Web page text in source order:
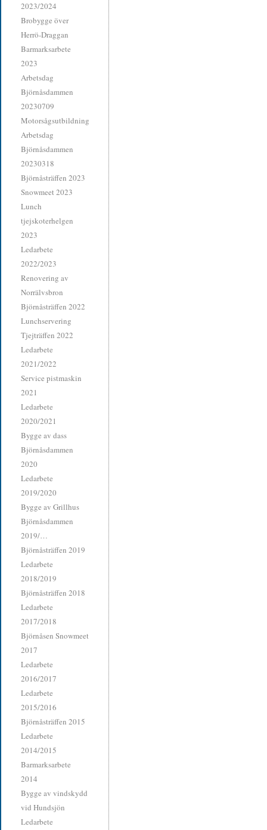
2023/2024
Brobygge över
Herrö-Draggan
Barmarksarbete
2023
Arbetsdag
Björnåsdammen
20230709
Motorsågsutbildning
Arbetsdag
Björnåsdammen
20230318
Björnåsträffen 2023
Snowmeet 2023
Lunch
tjejskoterhelgen
2023
Ledarbete
2022/2023
Renovering av
Norrälvsbron
Björnåsträffen 2022
Lunchservering
Tjejträffen 2022
Ledarbete
2021/2022
Service pistmaskin
2021
Ledarbete
2020/2021
Bygge av dass
Björnåsdammen
2020
Ledarbete
2019/2020
Bygge av Grillhus
Björnåsdammen
2019/…
Björnåsträffen 2019
Ledarbete
2018/2019
Björnåsträffen 2018
Ledarbete
2017/2018
Björnåsen Snowmeet
2017
Ledarbete
2016/2017
Ledarbete
2015/2016
Björnåsträffen 2015
Ledarbete
2014/2015
Barmarksarbete
2014
Bygge av vindskydd
vid Hundsjön
Ledarbete